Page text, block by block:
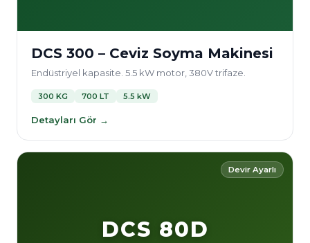
DCS 300 – Ceviz Soyma Makinesi
Endüstriyel kapasite. 5.5 kW motor, 380V trifaze.
300 KG 700 LT 5.5 kW
Detayları Gör →
Devir Ayarlı
DCS 80D